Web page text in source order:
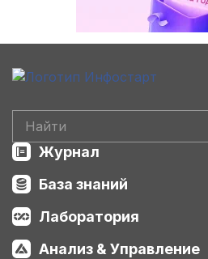
Журнал
База знаний
Лаборатория
Анализ & Управление